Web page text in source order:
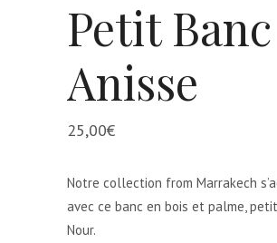
Petit Banc
Anisse
25,00€
Notre collection from Marrakech
avec ce banc en bois et palme,
Nour.